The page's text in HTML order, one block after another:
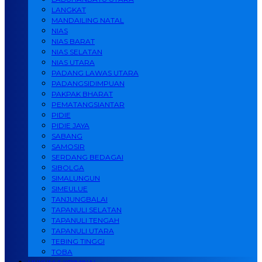
LANGKAT
MANDAILING NATAL
NIAS
NIAS BARAT
NIAS SELATAN
NIAS UTARA
PADANG LAWAS UTARA
PADANGSIDIMPUAN
PAKPAK BHARAT
PEMATANGSIANTAR
PIDIE
PIDIE JAYA
SABANG
SAMOSIR
SERDANG BEDAGAI
SIBOLGA
SIMALUNGUN
SIMEULUE
TANJUNGBALAI
TAPANULI SELATAN
TAPANULI TENGAH
TAPANULI UTARA
TEBING TINGGI
TOBA